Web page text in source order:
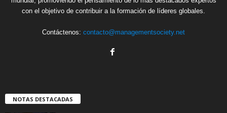
con el objetivo de contribuir a la formación de líderes globales.
Contáctenos: contacto@managementsociety.net
NOTAS DESTACADAS